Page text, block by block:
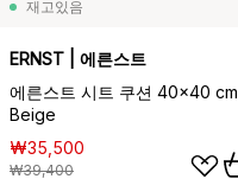
재고있음
ERNST | 에른스트
에른스트 시트 쿠션 40x40 cm,
Beige
₩35,500
₩39,400